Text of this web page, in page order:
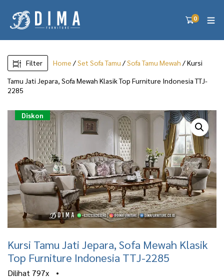
0
Filter Home /Set Sofa Tamu /Sofa Tamu Mewah / Kursi
Tamu Jati Jepara, Sofa Mewah Klasik Top Furniture Indonesia TTJ-
2285
Diskon
Kursi Tamu Jati Jepara, Sofa Mewah Klasik
Top Furniture Indonesia TTJ-2285
Dilihat 797x •